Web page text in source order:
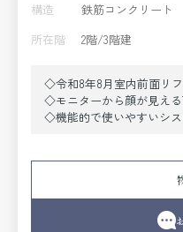
構造
鉄筋コンクリート
所在階
2階/3階建
◇令和8年8月室内前面リフ
◇モニターから顔が見える
◇機能的で使いやすいシ
す。